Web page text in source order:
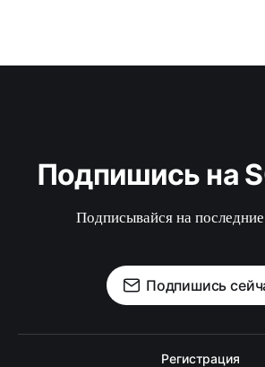
Подпишись на
Подписывайся на
Подпишись
Регистрация